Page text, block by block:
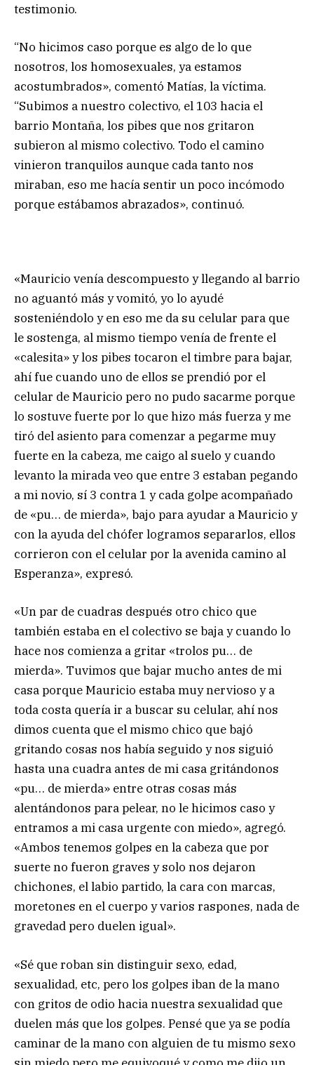
testimonio.
“No hicimos caso porque es algo de lo que
nosotros, los homosexuales, ya estamos
acostumbrados», comentó Matías, la víctima.
“Subimos a nuestro colectivo, el 103 hacia el
barrio Montaña, los pibes que nos gritaron
subieron al mismo colectivo. Todo el camino
vinieron tranquilos aunque cada tanto nos
miraban, eso me hacía sentir un poco incómodo
porque estábamos abrazados», continuó.
«Mauricio venía descompuesto y llegando al barrio
no aguantó más y vomitó, yo lo ayudé
sosteniéndolo y en eso me da su celular para que
le sostenga, al mismo tiempo venía de frente el
«calesita» y los pibes tocaron el timbre para bajar,
ahí fue cuando uno de ellos se prendió por el
celular de Mauricio pero no pudo sacarme porque
lo sostuve fuerte por lo que hizo más fuerza y me
tiró del asiento para comenzar a pegarme muy
fuerte en la cabeza, me caigo al suelo y cuando
levanto la mirada veo que entre 3 estaban pegando
a mi novio, sí 3 contra 1 y cada golpe acompañado
de «pu… de mierda», bajo para ayudar a Mauricio y
con la ayuda del chófer logramos separarlos, ellos
corrieron con el celular por la avenida camino al
Esperanza», expresó.
«Un par de cuadras después otro chico que
también estaba en el colectivo se baja y cuando lo
hace nos comienza a gritar «trolos pu… de
mierda». Tuvimos que bajar mucho antes de mi
casa porque Mauricio estaba muy nervioso y a
toda costa quería ir a buscar su celular, ahí nos
dimos cuenta que el mismo chico que bajó
gritando cosas nos había seguido y nos siguió
hasta una cuadra antes de mi casa gritándonos
«pu… de mierda» entre otras cosas más
alentándonos para pelear, no le hicimos caso y
entramos a mi casa urgente con miedo», agregó.
«Ambos tenemos golpes en la cabeza que por
suerte no fueron graves y solo nos dejaron
chichones, el labio partido, la cara con marcas,
moretones en el cuerpo y varios raspones, nada de
gravedad pero duelen igual».
«Sé que roban sin distinguir sexo, edad,
sexualidad, etc, pero los golpes iban de la mano
con gritos de odio hacia nuestra sexualidad que
duelen más que los golpes. Pensé que ya se podía
caminar de la mano con alguien de tu mismo sexo